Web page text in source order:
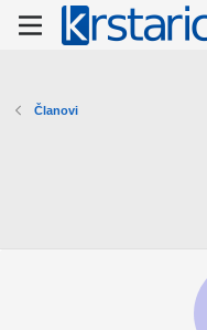
Članovi